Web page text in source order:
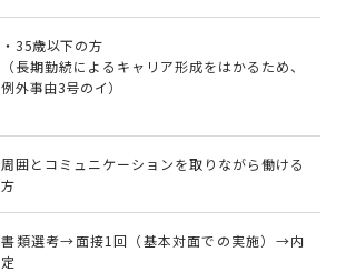
・35歳以下の方
（長期勤続によるキャリア形成をはかるため、
例外事由3号のイ）
周囲とコミュニケーションを取りながら働ける
方
書類選考→面接1回（基本対面での実施）→内
定